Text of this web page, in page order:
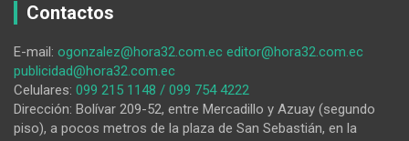
de
pueblos
Contactos
E-mail: ogonzalez@hora32.com.ec editor@hora32.com.ec
publicidad@hora32.com.ec
Celulares: 099 215 1148 / 099 754 4222
Dirección: Bolívar 209-52, entre Mercadillo y Azuay (segundo
piso), a pocos metros de la plaza de San Sebastián, en la